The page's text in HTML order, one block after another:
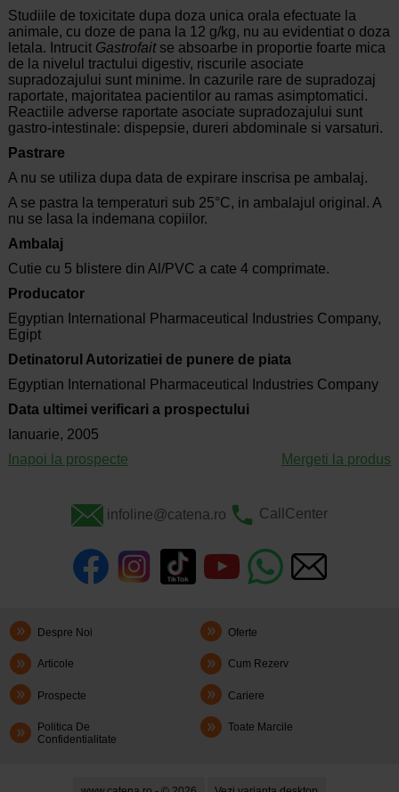
Studiile de toxicitate dupa doza unica orala efectuate la
animale, cu doze de pana la 12 g/kg, nu au evidentiat o doza
letala. Intrucit Gastrofait se absoarbe in proportie foarte mica
de la nivelul tractului digestiv, riscurile asociate
supradozajului sunt minime. In cazurile rare de supradozaj
raportate, majoritatea pacientilor au ramas asimptomatici.
Reactiile adverse raportate asociate supradozajului sunt
gastro-intestinale: dispepsie, dureri abdominale si varsaturi.
Pastrare
A nu se utiliza dupa data de expirare inscrisa pe ambalaj.
A se pastra la temperaturi sub 25°C, in ambalajul original. A
nu se lasa la indemana copiilor.
Ambalaj
Cutie cu 5 blistere din Al/PVC a cate 4 comprimate.
Producator
Egyptian International Pharmaceutical Industries Company,
Egipt
Detinatorul Autorizatiei de punere de piata
Egyptian International Pharmaceutical Industries Company
Data ultimei verificari a prospectului
Ianuarie, 2005
Inapoi la prospecte
Mergeti la produs
infoline@catena.ro CallCenter
Despre Noi Oferte
Articole Cum Rezerv
Prospecte Cariere
Politica De
Confidentialitate
Toate Marcile